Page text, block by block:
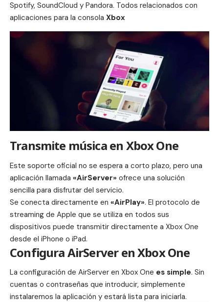
Spotify, SoundCloud y Pandora. Todos relacionados con
aplicaciones para la consola Xbox
Transmite música en Xbox One
Este soporte oficial no se espera a corto plazo, pero una
aplicación llamada «AirServer» ofrece una solución
sencilla para disfrutar del servicio.
Se conecta directamente en «AirPlay». El protocolo de
streaming de Apple que se utiliza en todos sus
dispositivos puede transmitir directamente a Xbox One
desde el iPhone o iPad.
Configura AirServer en Xbox One
La configuración de AirServer en Xbox One es simple. Sin
cuentas o contraseñas que introducir, simplemente
instalaremos la aplicación y estará lista para iniciarla.